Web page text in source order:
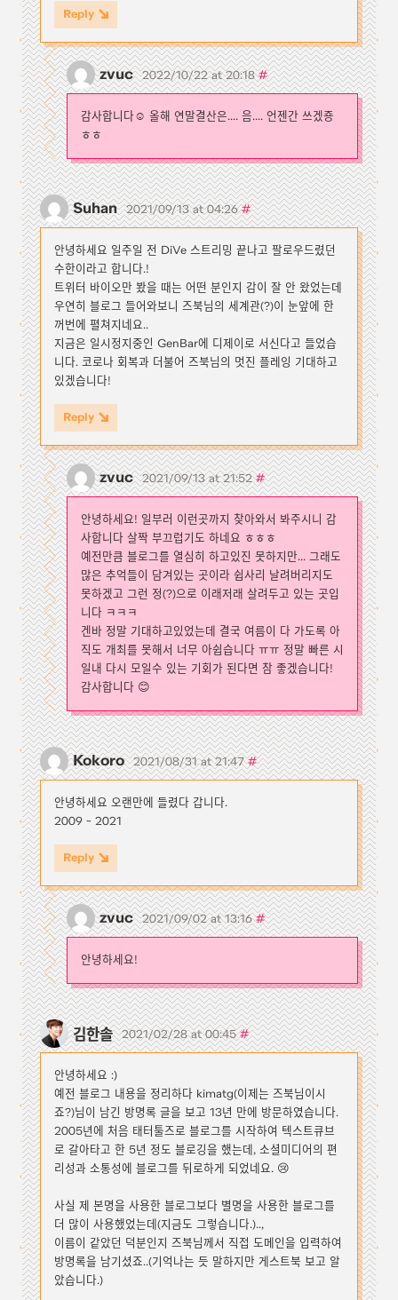
Reply
zvuc 2022/10/22 at 20:18#
감사합니다☺️ 올해 연말결산은.... 음.... 언젠간 쓰겠죵
ㅎㅎ
Suhan 2021/09/13 at 04:26#
안녕하세요 일주일 전 DiVe 스트리밍 끝나고 팔로우드렸던
수한이라고 합니다.!
트위터 바이오만 봤을 때는 어떤 분인지 감이 잘 안 왔었는데
우연히 블로그 들어와보니 즈북님의 세계관(?)이 눈앞에 한
꺼번에 펼쳐지네요..
지금은 일시정지중인 GenBar에 디제이로 서신다고 들었습
니다. 코로나 회복과 더불어 즈북님의 멋진 플레잉 기대하고
있겠습니다!
Reply
zvuc 2021/09/13 at 21:52#
안녕하세요! 일부러 이런곳까지 찾아와서 봐주시니 감
사합니다 살짝 부끄럽기도 하네요 ㅎㅎㅎ
예전만큼 블로그를 열심히 하고있진 못하지만... 그래도
많은 추억들이 담겨있는 곳이라 쉽사리 날려버리지도
못하겠고 그런 정(?)으로 이래저래 살려두고 있는 곳입
니다 ㅋㅋㅋ
겐바 정말 기대하고있었는데 결국 여름이 다 가도록 아
직도 개최를 못해서 너무 아쉽습니다 ㅠㅠ 정말 빠른 시
일내 다시 모일수 있는 기회가 된다면 참 좋겠습니다!
감사합니다 😊
Kokoro 2021/08/31 at 21:47#
안녕하세요 오랜만에 들렸다 갑니다.
2009 ~ 2021
Reply
zvuc 2021/09/02 at 13:16#
안녕하세요!
김한솔 2021/02/28 at 00:45#
안녕하세요 :)
예전 블로그 내용을 정리하다 kimatg(이제는 즈북님이시
죠?)님이 남긴 방명록 글을 보고 13년 만에 방문하였습니다.
2005년에 처음 태터툴즈로 블로그를 시작하여 텍스트큐브
로 갈아타고 한 5년 정도 블로깅을 했는데, 소셜미디어의 편
리성과 소통성에 블로그를 뒤로하게 되었네요. 😢
사실 제 본명을 사용한 블로그보다 별명을 사용한 블로그를
더 많이 사용했었는데(지금도 그렇습니다.)..,
이름이 같았던 덕분인지 즈북님께서 직접 도메인을 입력하여
방명록을 남기셨죠..(기억나는 듯 말하지만 게스트북 보고 알
았습니다.)